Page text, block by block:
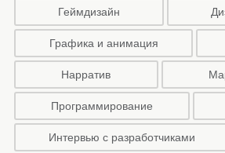
Геймдизайн
Графика и анимация
Нарратив
Программирование
Интервью с разработчиками